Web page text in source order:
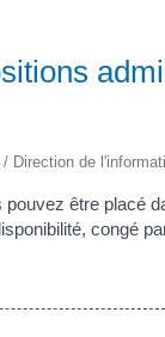
Direction de
pouvez être placé
congé